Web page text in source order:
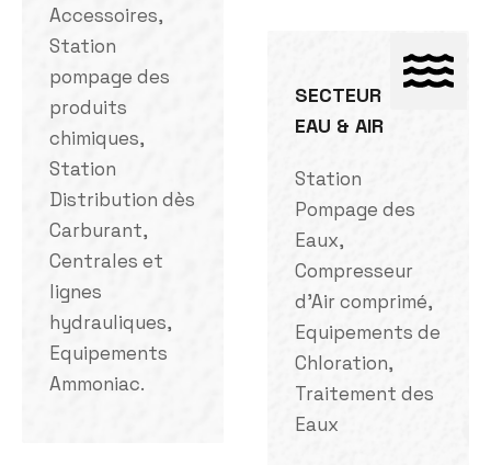
Accessoires,
Station
pompage des
produits
chimiques,
Station
Distribution dès
Carburant,
Centrales et
lignes
hydrauliques,
Equipements
Ammoniac.
SECTEUR
EAU & AIR
Station
Pompage des
Eaux,
Compresseur
d'Air comprimé,
Equipements de
Chloration,
Traitement des
Eaux